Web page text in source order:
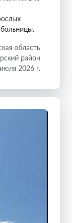
область
район
2026 г.